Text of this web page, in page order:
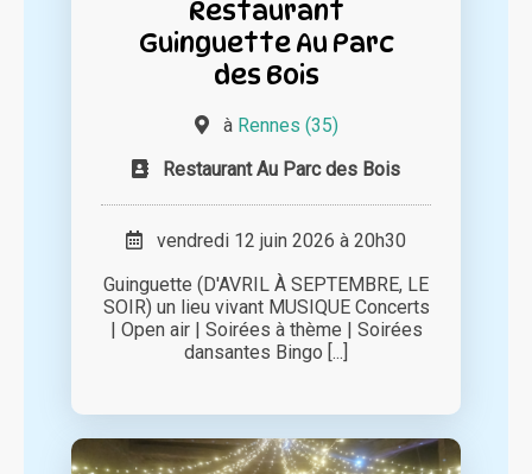
Restaurant
Guinguette Au Parc
des Bois
à Rennes (35)
Restaurant Au Parc des Bois
vendredi 12 juin 2026 à 20h30
Guinguette (D'AVRIL À SEPTEMBRE, LE
SOIR) un lieu vivant MUSIQUE Concerts
| Open air | Soirées à thème | Soirées
dansantes Bingo [...]